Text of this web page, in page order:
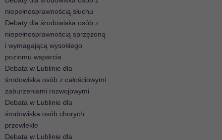
niepełnosprawnością słuchu
Debaty dla środowiska osób z
niepełnosprawnością sprzężoną
i wymagającą wysokiego
poziomu wsparcia
Debata w Lublinie dla
środowiska osób z całościowymi
zaburzeniami rozwojowymi
Debata w Lublinie dla
środowiska osób chorych
przewlekle
Debata w Lublinie dla